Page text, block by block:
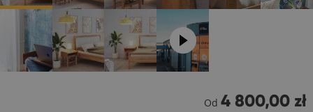
Od 4 800,00 zł